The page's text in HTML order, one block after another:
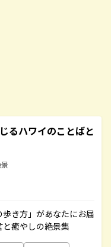
るハワイのことばと
き方」があなたにお届
癒やしの絶景集